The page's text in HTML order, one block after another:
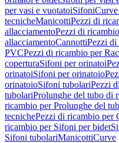
per vasi e vuotatoiSifoni
tecnicheManicottiPezzi di
allacciamentoPezzi di
allacciamentoCannottiPezzi di
PVCPezzi di ricambio per
coperturaSifoni per orinatoi
orinatoiSifoni per orinatoio
orinatoioSifoni tubolariPezzi
tubolariProlunghe del tubo di
ricambio per Prolunghe del
tecnichePezzi di ricambio per
ricambio per Sifoni per bidet
Sifoni tubolariManicottiCurve